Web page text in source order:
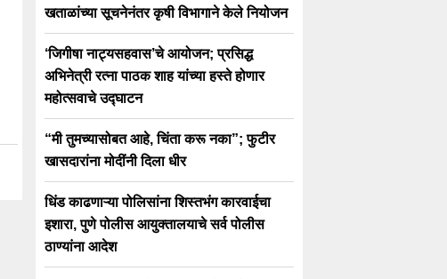
खताळांच्या सूचनेनंतर कृषी विभागाने केले नियोजन
‘जिगीषा नाट्यसहवास’चे आयोजन; प्रसिद्ध
अभिनेत्री रत्ना पाठक शाह यांच्या हस्ते होणार
महोत्सवाचे उद्घाटन
“मी तुमच्यासोबत आहे, चिंता करू नका”; फुटीर
खासदारांना मोदींनी दिला धीर
धिंड काढणाऱ्या पोलिसांना शिस्तभंग कारवाईचा
इशारा, पुणे पोलीस आयुक्तालयाचे सर्व पोलीस
ठाण्यांना आदेश